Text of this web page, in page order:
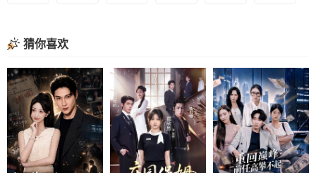
猜你喜欢